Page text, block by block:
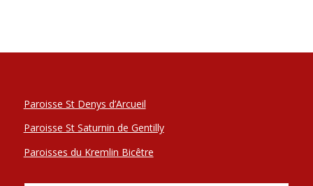
Paroisse St Denys d’Arcueil
Paroisse St Saturnin de Gentilly
Paroisses du Kremlin Bicêtre